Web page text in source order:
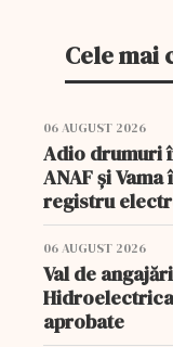
Cele mai
06 AUGUST 2026
Adio drumuri
ANAF și
registru
06 AUGUST 2026
Val de
aprobate